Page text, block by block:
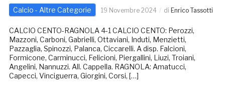
Calcio - Altre Categorie 19 Novembre 2024 di Enrico Tassotti
CALCIO CENTO-RAGNOLA 4-1 CALCIO CENTO: Perozzi,
Mazzoni, Carboni, Gabrielli, Ottaviani, Induti, Menzietti,
Pazzaglia, Spinozzi, Palanca, Ciccarelli. A disp. Falcioni,
Formicone, Carminucci, Felicioni, Piergallini, Liuzi, Troiani,
Angelini, Nannuzzi. All. Cappella. RAGNOLA: Amatucci,
Capecci, Vinciguerra, Giorgini, Corsi, […]